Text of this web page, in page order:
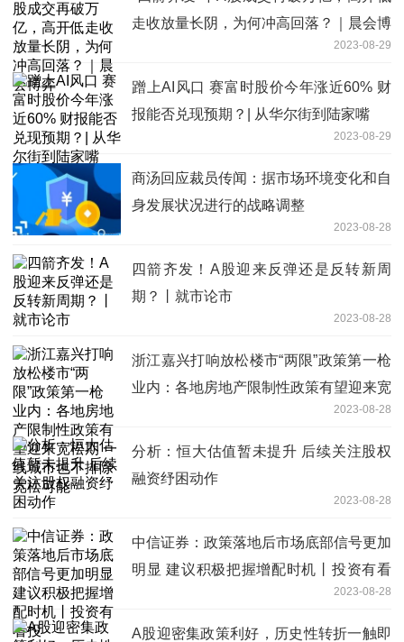
走收放量长阴，为何冲高回落？｜晨会博
2023-08-29
蹭上AI风口 赛富时股价今年涨近60% 财
报能否兑现预期？| 从华尔街到陆家嘴
2023-08-29
商汤回应裁员传闻：据市场环境变化和自
身发展状况进行的战略调整
2023-08-28
四箭齐发！A股迎来反弹还是反转新周
期？丨就市论市
2023-08-28
浙江嘉兴打响放松楼市“两限”政策第一枪
业内：各地房地产限制性政策有望迎来宽
松期 一线城市也不排除宽松可能2023-08-28
分析：恒大估值暂未提升 后续关注股权
融资纾困动作
2023-08-28
中信证券：政策落地后市场底部信号更加
明显 建议积极把握增配时机丨投资有看
2023-08-28
A股迎密集政策利好，历史性转折一触即